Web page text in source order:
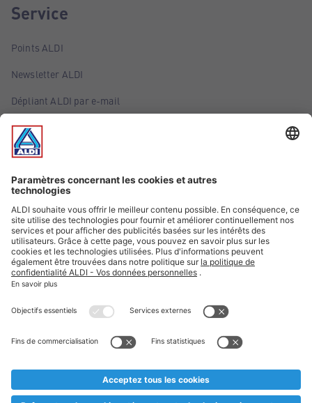
Service
Points ALDI
Newsletter ALDI
Dépliant ALDI par e-mail
Offres
Infos essentielles
Suivez ALDI Belgique
Textes marqués d'un astérisque et mentions légales
* Nous vendons ces articles temporairement et jusqu'à
au cas où, malgré le planning bien étudié, nous serions
prématurément en rupture de stock. Prix Recupel et TVA incl.
** Sur ce site, l’utilisation de la forme masculine a été adoptée